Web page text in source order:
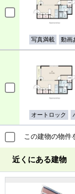
写真満載 動画
オートロック
この建物の物件
近くにある建物